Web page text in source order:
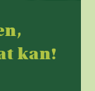
kan!